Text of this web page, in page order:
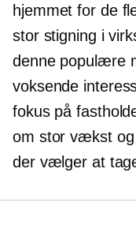
hjemmet for de
stor stigning i
denne populære
voksende
fokus på
om stor vækst og
der vælger at